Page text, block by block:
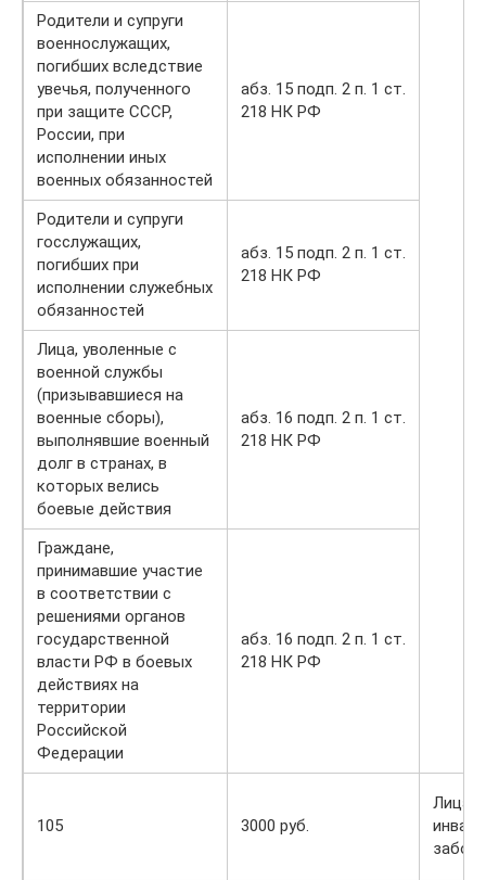
Родители и супруги
военнослужащих,
погибших вследствие
увечья, полученного
при защите СССР,
России, при
исполнении иных
военных обязанностей
абз. 15 подп. 2 п. 1 ст.
218 НК РФ
Родители и супруги
госслужащих,
погибших при
исполнении служебных
обязанностей
абз. 15 подп. 2 п. 1 ст.
218 НК РФ
Лица, уволенные с
военной службы
(призывавшиеся на
военные сборы),
выполнявшие военный
долг в странах, в
которых велись
боевые действия
абз. 16 подп. 2 п. 1 ст.
218 НК РФ
Граждане,
принимавшие участие
в соответствии с
решениями органов
государственной
власти РФ в боевых
действиях на
территории
Российской
Федерации
абз. 16 подп. 2 п. 1 ст.
218 НК РФ
105 3000 руб.
Лица,